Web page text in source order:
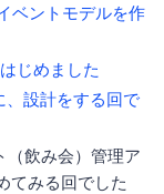
ベントモデルを作
じめました
、設計をする回で
（飲み会）管理ア
てみる回でした